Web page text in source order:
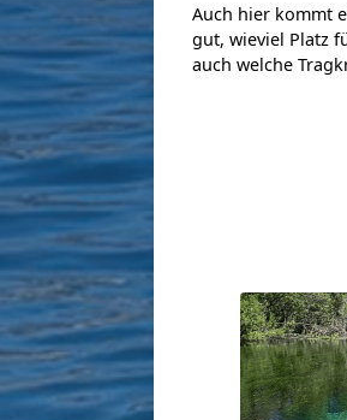
Auch hier kommt
gut, wieviel Platz
auch welche